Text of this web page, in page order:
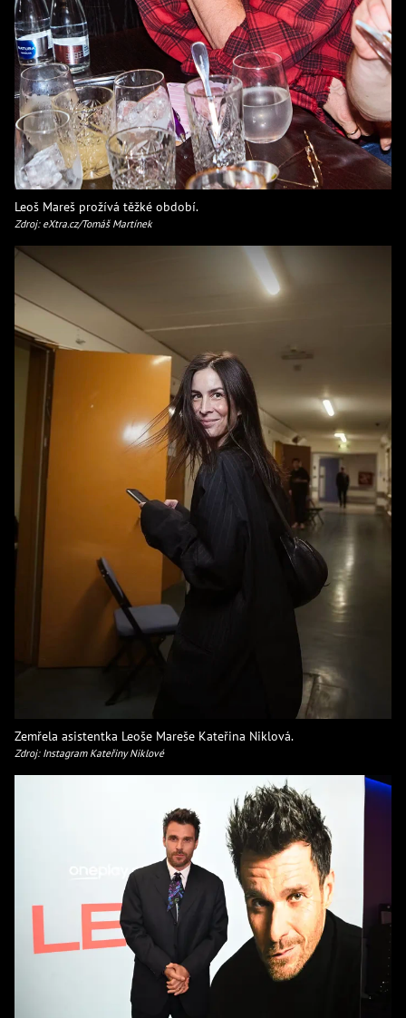
Leoš Mareš prožívá těžké období.
Zdroj: eXtra.cz/Tomáš Martínek
Zemřela asistentka Leoše Mareše Kateřina Niklová.
Zdroj: Instagram Kateřiny Niklové